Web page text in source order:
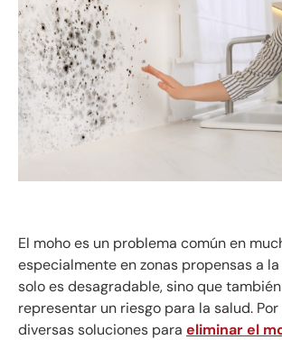
El moho es un problema común en
especialmente en zonas propensas a
solo es desagradable, sino que
representar un riesgo para la salud.
diversas soluciones para eliminar el